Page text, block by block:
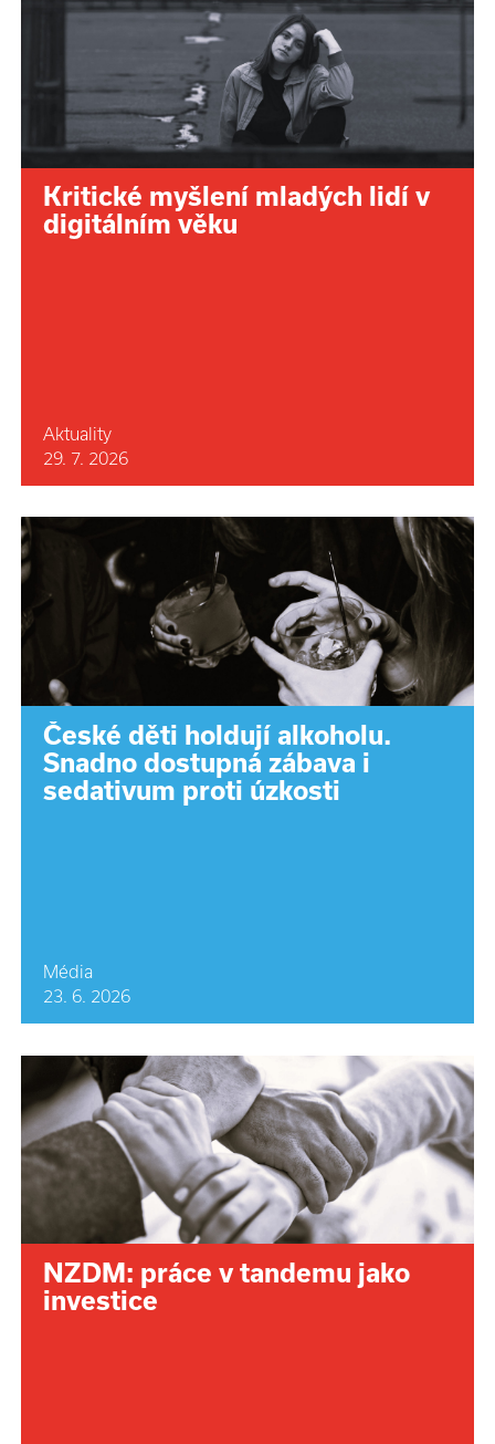
Kritické myšlení mladých lidí v
digitálním věku
Aktuality
29. 7. 2026
České děti holdují alkoholu.
Snadno dostupná zábava i
sedativum proti úzkosti
Média
23. 6. 2026
NZDM: práce v tandemu jako
investice